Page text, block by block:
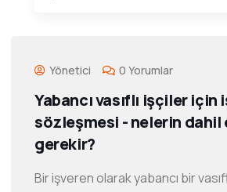
Yönetici 0 Yorumlar
Yabancı vasıflı işçiler için
sözleşmesi - nelerin dahil
gerekir?
Bir işveren olarak yabancı bir